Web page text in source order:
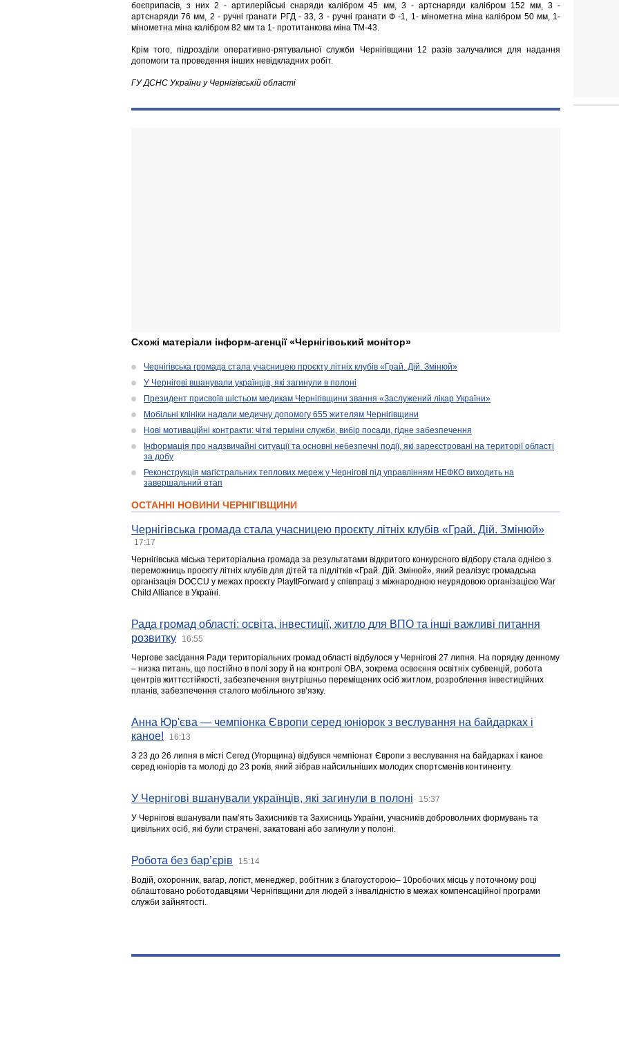
боєприпасів, з них 2 - артилерійські снаряди калібром 45 мм, 3 - артснаряди калібром 152 мм, 3 -
артснаряди 76 мм, 2 - ручні гранати РГД - 33, 3 - ручні гранати Ф -1, 1- мінометна міна калібром 50 мм, 1-
мінометна міна калібром 82 мм та 1- протитанкова міна ТМ-43.
Крім того, підрозділи оперативно-рятувальної служби Чернігівщини 12 разів залучалися для надання
допомоги та проведення інших невідкладних робіт.
ГУ ДСНС України у Чернігівській області
Схожі матеріали інформ-агенції «Чернігівський монітор»
Чернігівська громада стала учасницею проєкту літніх клубів «Грай. Дій. Змінюй»
У Чернігові вшанували українців, які загинули в полоні
Президент присвоїв шістьом медикам Чернігівщини звання «Заслужений лікар України»
Мобільні клініки надали медичну допомогу 655 жителям Чернігівщини
Нові мотиваційні контракти: чіткі терміни служби, вибір посади, гідне забезпечення
Інформація про надзвичайні ситуації та основні небезпечні події, які зареєстровані на території області
за добу
Реконструкція магістральних теплових мереж у Чернігові під управлінням НЕФКО виходить на
завершальний етап
ОСТАННІ НОВИНИ ЧЕРНІГІВЩИНИ
Чернігівська громада стала учасницею проєкту літніх клубів «Грай. Дій. Змінюй»
17:17
Чернігівська міська територіальна громада за результатами відкритого конкурсного відбору стала однією з
переможниць проєкту літніх клубів для дітей та підлітків «Грай. Дій. Змінюй», який реалізує громадська
організація DOCCU у межах проєкту PlayItForward у співпраці з міжнародною неурядовою організацією War
Child Alliance в Україні.
Рада громад області: освіта, інвестиції, житло для ВПО та інші важливі питання
розвитку
16:55
Чергове засідання Ради територіальних громад області відбулося у Чернігові 27 липня. На порядку денному
– низка питань, що постійно в полі зору й на контролі ОВА, зокрема освоєння освітніх субвенцій, робота
центрів життєстійкості, забезпечення внутрішньо переміщених осіб житлом, розроблення інвестиційних
планів, забезпечення сталого мобільного зв’язку.
Анна Юр'єва — чемпіонка Європи серед юніорок з веслування на байдарках і
каное!
16:13
З 23 до 26 липня в місті Сегед (Угорщина) відбувся чемпіонат Європи з веслування на байдарках і каное
серед юніорів та молоді до 23 років, який зібрав найсильніших молодих спортсменів континенту.
У Чернігові вшанували українців, які загинули в полоні 15:37
У Чернігові вшанували пам’ять Захисників та Захисниць України, учасників добровольчих формувань та
цивільних осіб, які були страчені, закатовані або загинули у полоні.
Робота без бар’єрів 15:14
Водій, охоронник, вагар, логіст, менеджер, робітник з благоусторою– 10робочих місць у поточному році
облаштовано роботодавцями Чернігівщини для людей з інвалідністю в межах компенсаційної програми
служби зайнятості.